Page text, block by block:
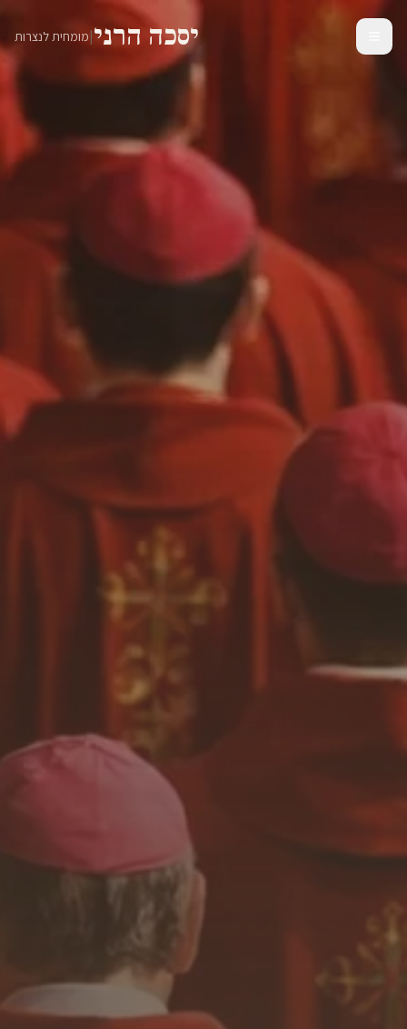
יסכה הרני|מומחית לנצרות